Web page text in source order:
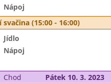
Nápoj
(15:00 - 16:00)
Jídlo
Nápoj
Chod
Pátek 10. 3. 2023